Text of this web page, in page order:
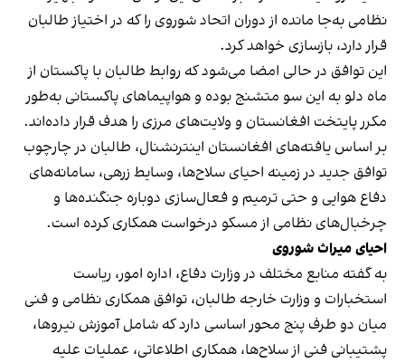
نظامی به‌جا مانده از دوران اتحاد شوروی را که در اختیاز طالبان
قرار دارد، بازسازی خواهد کرد.
این توافق در حالی امضا می‌شود که روابط طالبان با پاکستان از
ماه دلو به این سو متشنج بوده و هواپیماهای پاکستانی به‌طور
مکرر پایتخت افغانستان و ولایت‌های مرزی را هدف قرار داده‌اند.
بر اساس یافته‌های افغانستان اینترنشنال، طالبان در چارچوب
توافق جدید در زمینه احیای سلاح‌ها، وسایط زرهی، سامانه‌های
دفاع هوایی و حتی ترمیم و فعال‌سازی دوباره جنگنده‌ها و
چرخبال‌های نظامی از مسکو درخواست همکاری کرده است.
احیای میراث شوروی
به گفته منابع مختلف در وزارت دفاع، اداره امور، ریاست
استخبارات و وزارت خارجه طالبان، توافق همکاری نظامی و فنی
میان دو طرف پنج محور اساسی دارد که شامل آموزش نیروها،
پشتیبانی فنی از سلاح‌ها، همکاری اطلاعاتی، عملیات علیه